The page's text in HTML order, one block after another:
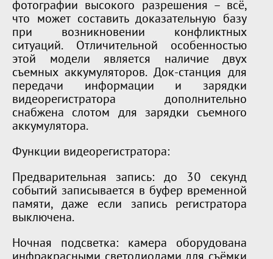
фотографии высокого разрешения – всё,
что может составить доказательную базу
при возникновении конфликтных
ситуаций. Отличительной особенностью
этой модели является наличие двух
съемных аккумуляторов. Док-станция для
передачи информации и зарядки
видеорегистратора дополнительно
снабжена слотом для зарядки съемного
аккумулятора.
Функции видеорегистратора:
Предварительная запись: до 30 секунд
событий записывается в буфер временной
памяти, даже если запись регистратора
выключена.
Ночная подсветка: камера оборудована